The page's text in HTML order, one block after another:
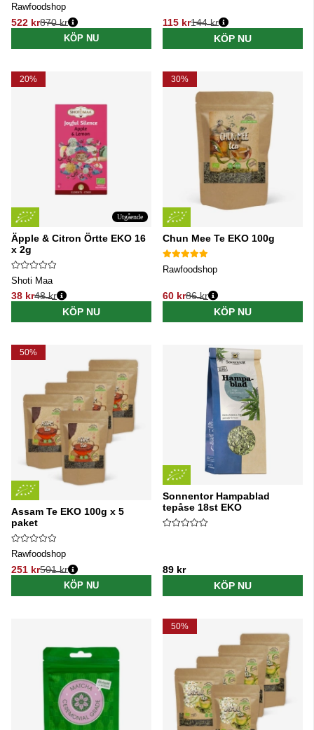
Rawfoodshop
522 kr
Ordinarie pris:
870 kr
KÖP NU
115 kr
Ordinarie pris:
144 kr
KÖP NU
20%
Utgående
Äpple & Citron Örtte EKO 16
x 2g
Shoti Maa
38 kr
Ordinarie pris:
48 kr
KÖP NU
30%
Chun Mee Te EKO 100g
Rawfoodshop
60 kr
Ordinarie pris:
86 kr
KÖP NU
50%
Assam Te EKO 100g x 5
paket
Rawfoodshop
251 kr
Ordinarie pris:
501 kr
KÖP NU
Sonnentor Hampablad
tepåse 18st EKO
89 kr
KÖP NU
50%